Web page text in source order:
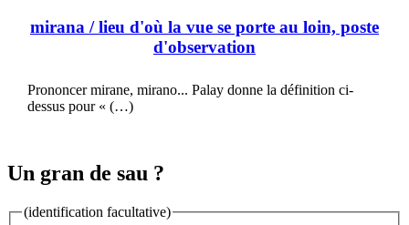
mirana / lieu d'où la vue se porte au loin, poste
d'observation
Prononcer mirane, mirano... Palay donne la définition ci-
dessus pour « (…)
Un gran de sau ?
(identification facultative)